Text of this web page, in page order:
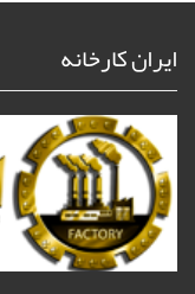
ایران کارخانه